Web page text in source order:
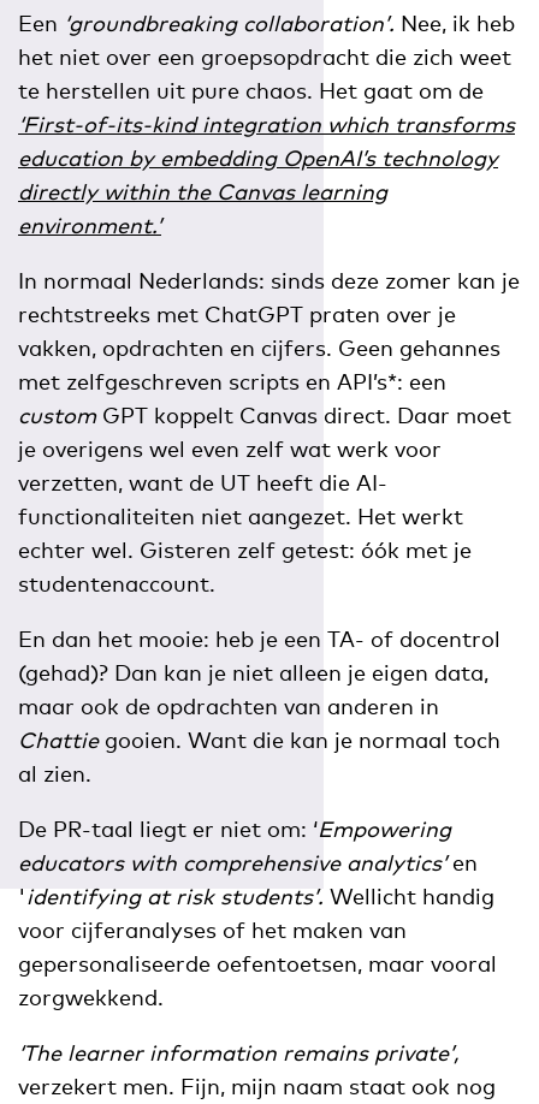
Een ‘groundbreaking collaboration’. Nee, ik heb
het niet over een groepsopdracht die zich weet
te herstellen uit pure chaos. Het gaat om de
‘First-of-its-kind integration which transforms
education by embedding OpenAI’s technology
directly within the Canvas learning
environment.’
In normaal Nederlands: sinds deze zomer kan je
rechtstreeks met ChatGPT praten over je
vakken, opdrachten en cijfers. Geen gehannes
met zelfgeschreven scripts en API’s*: een
custom GPT koppelt Canvas direct. Daar moet
je overigens wel even zelf wat werk voor
verzetten, want de UT heeft die AI-
functionaliteiten niet aangezet. Het werkt
echter wel. Gisteren zelf getest: óók met je
studentenaccount.
En dan het mooie: heb je een TA- of docentrol
(gehad)? Dan kan je niet alleen je eigen data,
maar ook de opdrachten van anderen in
Chattiegooien. Want die kan je normaal toch
al zien.
De PR-taal liegt er niet om: ‘Empowering
educators with comprehensive analytics’en
' identifying at risk students’. Wellicht handig
voor cijferanalyses of het maken van
gepersonaliseerde oefentoetsen, maar vooral
zorgwekkend.
‘The learner information remains private’,
verzekert men. Fijn, mijn naam staat ook nog